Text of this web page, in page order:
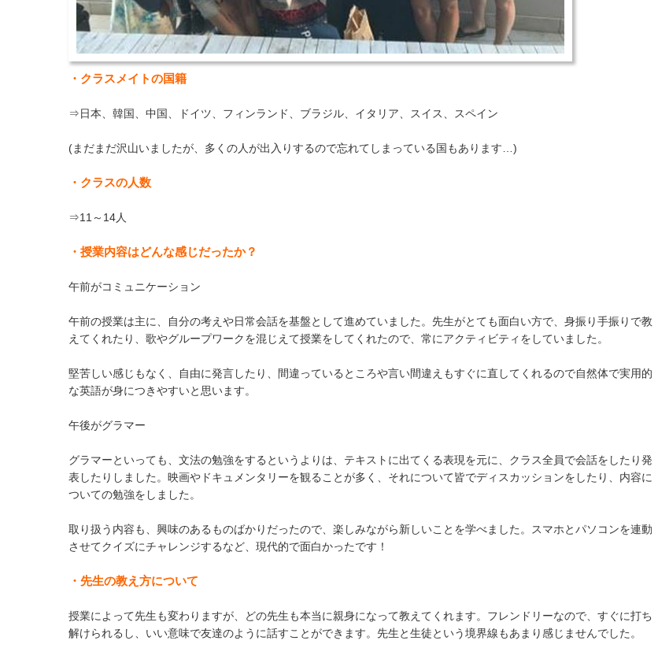
・クラスメイトの国籍
⇒日本、韓国、中国、ドイツ、フィンランド、ブラジル、イタリア、スイス、スペイン
(まだまだ沢山いましたが、多くの人が出入りするので忘れてしまっている国もあります…)
・クラスの人数
⇒11～14人
・授業内容はどんな感じだったか？
午前がコミュニケーション
午前の授業は主に、自分の考えや日常会話を基盤として進めていました。先生がとても面白い方で、身振り手振りで教
えてくれたり、歌やグループワークを混じえて授業をしてくれたので、常にアクティビティをしていました。
堅苦しい感じもなく、自由に発言したり、間違っているところや言い間違えもすぐに直してくれるので自然体で実用的
な英語が身につきやすいと思います。
午後がグラマー
グラマーといっても、文法の勉強をするというよりは、テキストに出てくる表現を元に、クラス全員で会話をしたり発
表したりしました。映画やドキュメンタリーを観ることが多く、それについて皆でディスカッションをしたり、内容に
ついての勉強をしました。
取り扱う内容も、興味のあるものばかりだったので、楽しみながら新しいことを学べました。スマホとパソコンを連動
させてクイズにチャレンジするなど、現代的で面白かったです！
・先生の教え方について
授業によって先生も変わりますが、どの先生も本当に親身になって教えてくれます。フレンドリーなので、すぐに打ち
解けられるし、いい意味で友達のように話すことができます。先生と生徒という境界線もあまり感じませんでした。